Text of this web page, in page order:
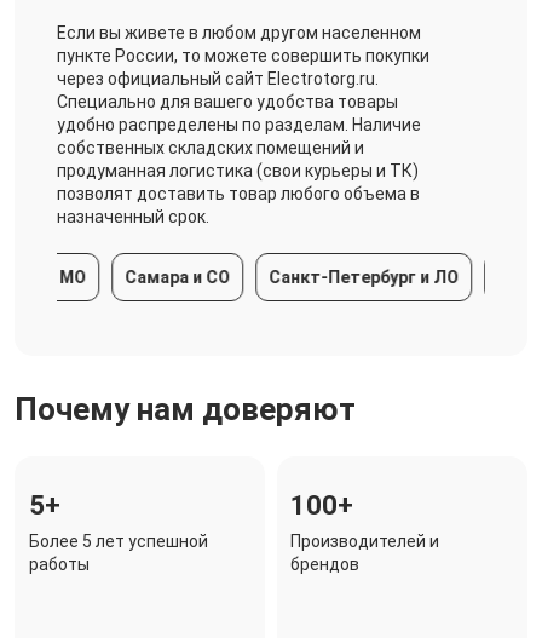
Если вы живете в любом другом населенном
пункте России, то можете совершить покупки
через официальный сайт Electrotorg.ru.
Специально для вашего удобства товары
удобно распределены по разделам. Наличие
собственных складских помещений и
продуманная логистика (свои курьеры и ТК)
позволят доставить товар любого объема в
назначенный срок.
Самара и СО Санкт-Петербург и ЛО
Почему нам доверяют
5+
Более 5 лет успешной
работы
100+
Производителей и
брендов